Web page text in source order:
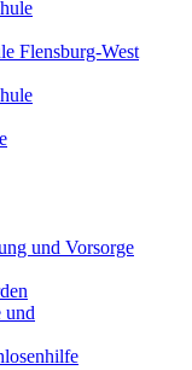
Flensburg-West
und Vorsorge
und